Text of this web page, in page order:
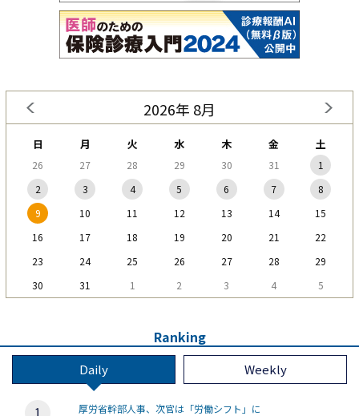
2026年 8月
日 月 火 水 木 金 土
26 27 28 29 30 31
1
2
3 4 5 6 7
8
9
10 11 12 13 14
15
16
17 18 19 20 21
22
23
24 25 26 27 28
29
30
31 1 2 3 4 5
Ranking
Daily Weekly
厚労省幹部人事、次官は「労働シフト」に